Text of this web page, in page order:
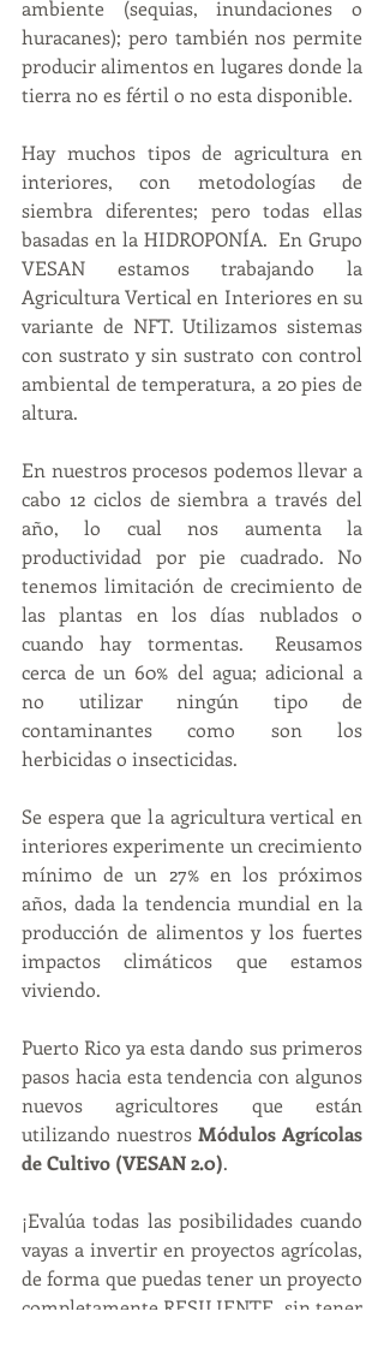
ambiente (sequias, inundaciones o
huracanes); pero también nos permite
producir alimentos en lugares donde la
tierra no es fértil o no esta disponible.
Hay muchos tipos de agricultura en
interiores, con metodologías de
siembra diferentes; pero todas ellas
basadas en la HIDROPONÍA.  En Grupo
VESAN estamos trabajando la
Agricultura Vertical en Interiores en su
variante de NFT. Utilizamos sistemas
con sustrato y sin sustrato con control
ambiental de temperatura, a 20 pies de
altura.
En nuestros procesos podemos llevar a
cabo 12 ciclos de siembra a través del
año, lo cual nos aumenta la
productividad por pie cuadrado. No
tenemos limitación de crecimiento de
las plantas en los días nublados o
cuando hay tormentas.  Reusamos
cerca de un 60% del agua; adicional a
no utilizar ningún tipo de
contaminantes como son los
herbicidas o insecticidas.
Se espera que la agricultura vertical en
interiores experimente un crecimiento
mínimo de un 27% en los próximos
años, dada la tendencia mundial en la
producción de alimentos y los fuertes
impactos climáticos que estamos
viviendo.
Puerto Rico ya esta dando sus primeros
pasos hacia esta tendencia con algunos
nuevos agricultores que están
utilizando nuestros Módulos Agrícolas
de Cultivo (VESAN 2.0).
¡Evalúa todas las posibilidades cuando
vayas a invertir en proyectos agrícolas,
de forma que puedas tener un proyecto
completamente RESILIENTE, sin tener